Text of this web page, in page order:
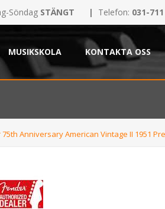
Söndag STÄNGT | Telefon: 031-
MUSIKSKOLA KONTAKTA OSS
75th Anniversary American Vintage II 1951